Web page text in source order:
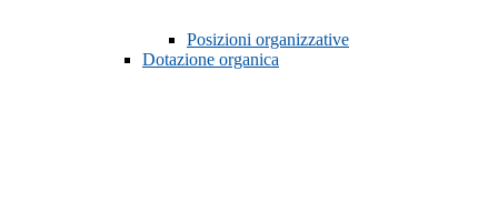
Posizioni organizzative
Dotazione organica